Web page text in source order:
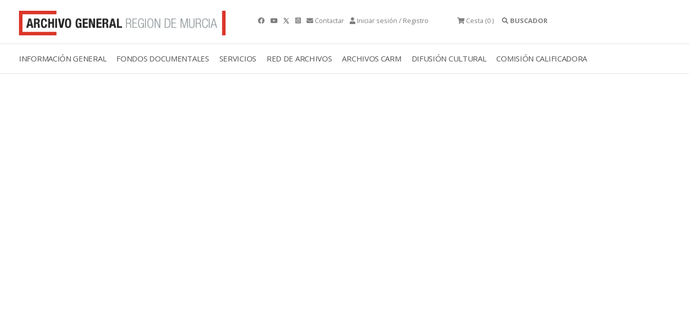
Contactar Iniciar sesión / Registro Cesta (0 ) BUSCADOR
INFORMACIÓN GENERAL FONDOS DOCUMENTALES SERVICIOS RED DE ARCHIVOS ARCHIVOS CARM DIFUSIÓN CULTURAL COMISIÓN CALIFICADORA